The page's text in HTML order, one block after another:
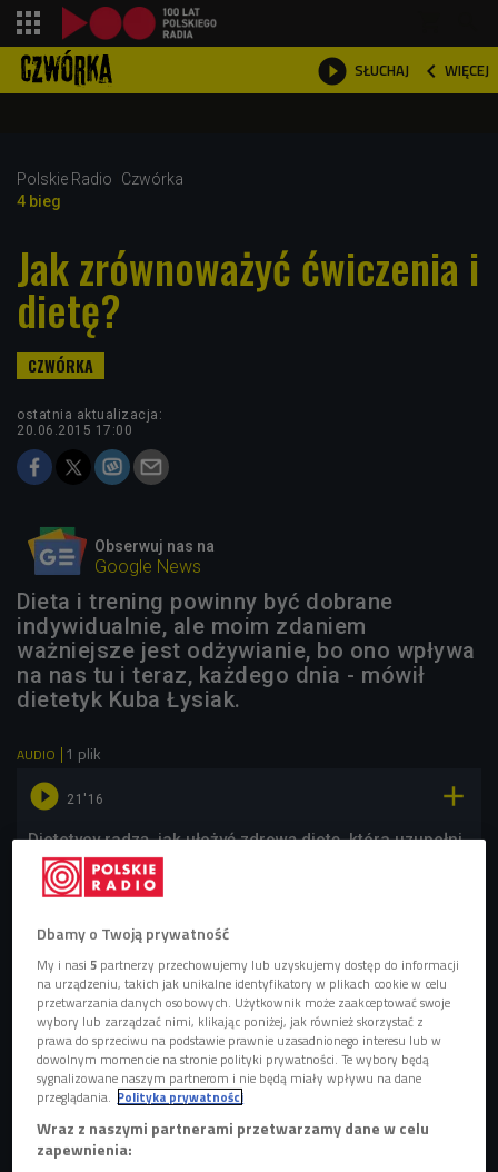
 SŁUCHAJ  WIĘCEJ

Polskie Radio
Czwórka
4 bieg
Jak zrównoważyć ćwiczenia i
dietę?
ostatnia aktualizacja:
20.06.2015 17:00
Obserwuj nas na
Google News
Dieta i trening powinny być dobrane
indywidualnie, ale moim zdaniem
ważniejsze jest odżywianie, bo ono wpływa
na nas tu i teraz, każdego dnia - mówił
dietetyk Kuba Łysiak.
AUDIO 1 plik
 21'16 
Dietetycy radzą, jak ułożyć zdrową dietę, która uzupełni
trening (Czwórka/4 bieg)
Dbamy o Twoją prywatność
My i nasi5 partnerzy przechowujemy lub uzyskujemy dostęp do informacji
na urządzeniu, takich jak unikalne identyfikatory w plikach cookie w celu
przetwarzania danych osobowych. Użytkownik może zaakceptować swoje
wybory lub zarządzać nimi, klikając poniżej, jak również skorzystać z
prawa do sprzeciwu na podstawie prawnie uzasadnionego interesu lub w
dowolnym momencie na stronie polityki prywatności. Te wybory będą
sygnalizowane naszym partnerom i nie będą miały wpływu na dane
przeglądania. Polityka prywatności
Wraz z naszymi partnerami przetwarzamy dane w celu
zapewnienia: